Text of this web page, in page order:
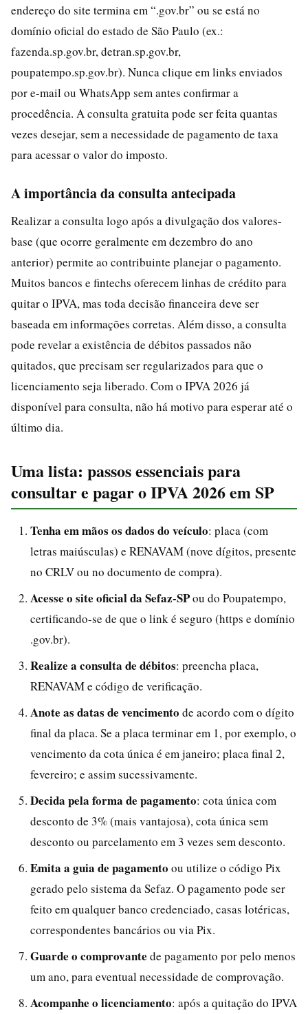
endereço do site termina em “.gov.br” ou se está no
domínio oficial do estado de São Paulo (ex.:
fazenda.sp.gov.br, detran.sp.gov.br,
poupatempo.sp.gov.br). Nunca clique em links enviados
por e-mail ou WhatsApp sem antes confirmar a
procedência. A consulta gratuita pode ser feita quantas
vezes desejar, sem a necessidade de pagamento de taxa
para acessar o valor do imposto.
A importância da consulta antecipada
Realizar a consulta logo após a divulgação dos valores-
base (que ocorre geralmente em dezembro do ano
anterior) permite ao contribuinte planejar o pagamento.
Muitos bancos e fintechs oferecem linhas de crédito para
quitar o IPVA, mas toda decisão financeira deve ser
baseada em informações corretas. Além disso, a consulta
pode revelar a existência de débitos passados não
quitados, que precisam ser regularizados para que o
licenciamento seja liberado. Com o IPVA 2026 já
disponível para consulta, não há motivo para esperar até o
último dia.
Uma lista: passos essenciais para
consultar e pagar o IPVA 2026 em SP
Tenha em mãos os dados do veículo: placa (com
letras maiúsculas) e RENAVAM (nove dígitos, presente
no CRLV ou no documento de compra).
Acesse o site oficial da Sefaz-SPou do Poupatempo,
certificando-se de que o link é seguro (https e domínio
.gov.br).
Realize a consulta de débitos: preencha placa,
RENAVAM e código de verificação.
Anote as datas de vencimento de acordo com o dígito
final da placa. Se a placa terminar em 1, por exemplo, o
vencimento da cota única é em janeiro; placa final 2,
fevereiro; e assim sucessivamente.
Decida pela forma de pagamento: cota única com
desconto de 3% (mais vantajosa), cota única sem
desconto ou parcelamento em 3 vezes sem desconto.
Emita a guia de pagamento ou utilize o código Pix
gerado pelo sistema da Sefaz. O pagamento pode ser
feito em qualquer banco credenciado, casas lotéricas,
correspondentes bancários ou via Pix.
Guarde o comprovante de pagamento por pelo menos
um ano, para eventual necessidade de comprovação.
Acompanhe o licenciamento: após a quitação do IPVA